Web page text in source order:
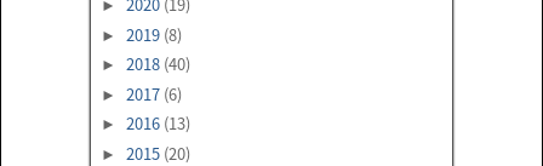
►
► 2019 (8)
► 2018 (40)
► 2017 (6)
► 2016 (13)
► 2015 (20)